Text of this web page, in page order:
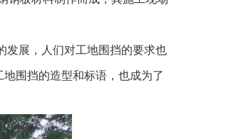
发展，人们对工地围挡的要求也
围挡的造型和标语，也成为了